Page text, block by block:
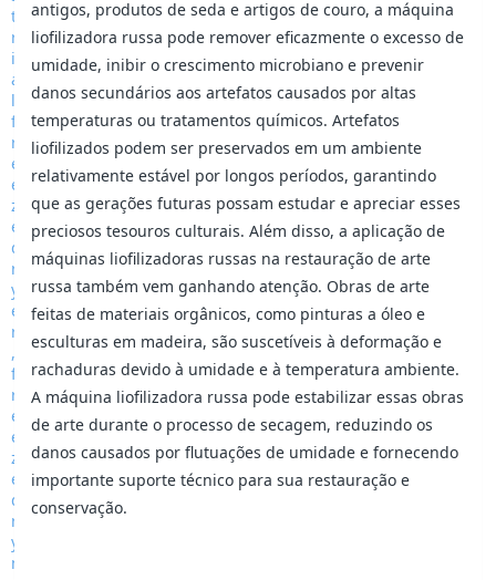
antigos, produtos de seda e artigos de couro, a máquina
liofilizadora russa pode remover eficazmente o excesso de
umidade, inibir o crescimento microbiano e prevenir
danos secundários aos artefatos causados por altas
temperaturas ou tratamentos químicos. Artefatos
liofilizados podem ser preservados em um ambiente
relativamente estável por longos períodos, garantindo
que as gerações futuras possam estudar e apreciar esses
preciosos tesouros culturais. Além disso, a aplicação de
máquinas liofilizadoras russas na restauração de arte
russa também vem ganhando atenção. Obras de arte
feitas de materiais orgânicos, como pinturas a óleo e
esculturas em madeira, são suscetíveis à deformação e
rachaduras devido à umidade e à temperatura ambiente.
A máquina liofilizadora russa pode estabilizar essas obras
de arte durante o processo de secagem, reduzindo os
danos causados por flutuações de umidade e fornecendo
importante suporte técnico para sua restauração e
conservação.